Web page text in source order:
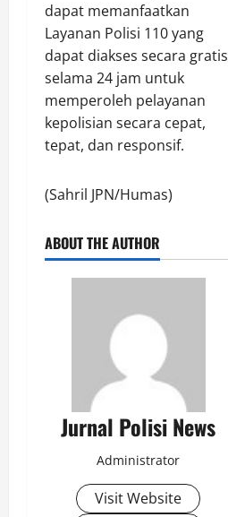
dapat memanfaatkan
Layanan Polisi 110 yang
dapat diakses secara gratis
selama 24 jam untuk
memperoleh pelayanan
kepolisian secara cepat,
tepat, dan responsif.
(Sahril JPN/Humas)
ABOUT THE AUTHOR
Jurnal Polisi News
Administrator
Visit Website